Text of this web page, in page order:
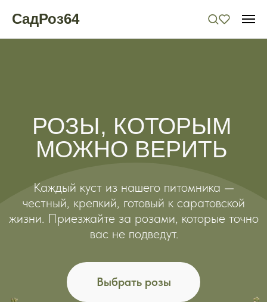
СадРоз64
Каждый куст из нашего питомника —
честный, крепкий, готовый к саратовской
жизни. Приезжайте за розами, которые точно
Выбрать розы